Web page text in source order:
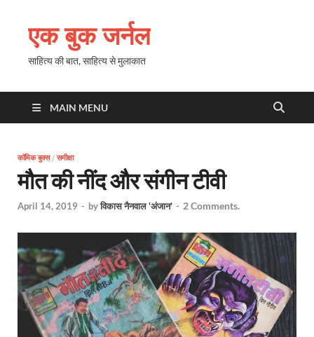
एक बुक जर्नल
साहित्य की बात, साहित्य से मुलाकात
MAIN MENU
कॉमिक बुक्स/ समीक्षा
मौत की नींद और संगीन टीवी
April 14, 2019 - byविकास नैनवाल 'अंजान' - 2 Comments.